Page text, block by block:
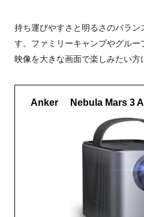
持ち運びやすさと明るさのバラン
す。ファミリーキャンプやグル
映像を大きな画面で楽しみたい方
Anker Nebula Mars 3